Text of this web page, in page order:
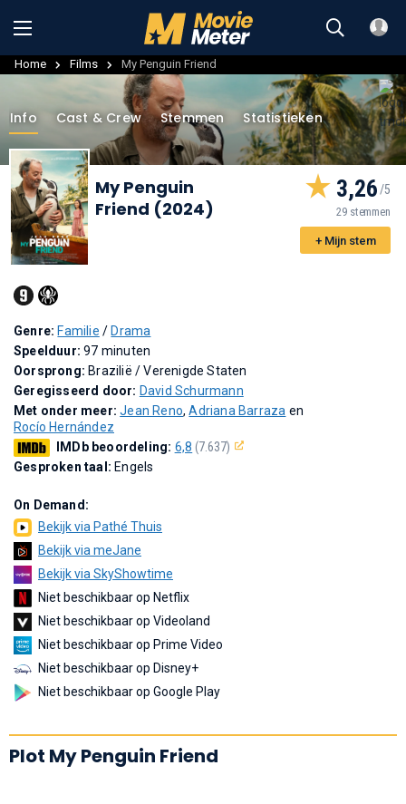
Home Films My Penguin Friend
Info Cast & Crew Stemmen Statistieken
My Penguin
Friend (2024)
3,26
29 stemmen
+ Mijn stem
Genre: Familie / Drama
Speelduur:97 minuten
Oorsprong: Brazilië / Verenigde Staten
Geregisseerd door: David Schurmann
Met onder meer:Jean Reno,Adriana Barraza en
Rocío Hernández
IMDb beoordeling: 6,8 (7.637)
Gesproken taal: Engels
On Demand:
Bekijk via Pathé Thuis
Bekijk via meJane
Bekijk via SkyShowtime
Niet beschikbaar op Netflix
Niet beschikbaar op Videoland
Niet beschikbaar op Prime Video
Niet beschikbaar op Disney+
Niet beschikbaar op Google Play
Plot My Penguin Friend